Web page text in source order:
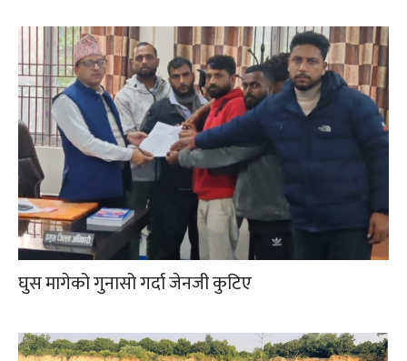
घुस मागेको गुनासो गर्दा जेनजी कुटिए